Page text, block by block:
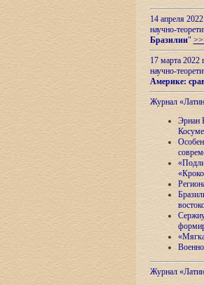
14 апреля
научно-
Бразилии"
17 марта 2022
научно-
Америке:
Журнал
Эрнан
Журнал